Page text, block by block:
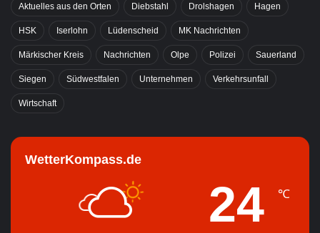
Aktuelles aus den Orten Diebstahl Drolshagen Hagen
HSK Iserlohn Lüdenscheid MK Nachrichten
Märkischer Kreis Nachrichten Olpe Polizei Sauerland
Siegen Südwestfalen Unternehmen Verkehrsunfall
Wirtschaft
WetterKompass.de
24 ℃